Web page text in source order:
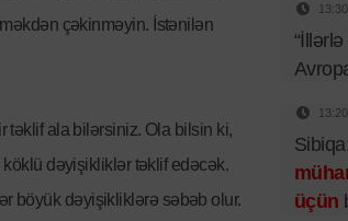
çəkinməyin. İstənilən
ala bilərsiniz. Ola bilsin ki,
köklü dəyişikliklər təklif edəcək.
böyük dəyişikliklərə səbəb olur.
13:30
13:20
üçün